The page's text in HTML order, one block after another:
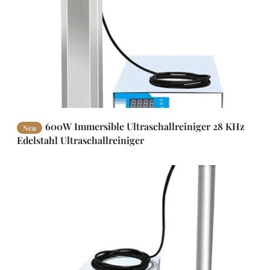
Neu
600W Immersible Ultraschallreiniger 28 KHz
Edelstahl Ultraschallreiniger